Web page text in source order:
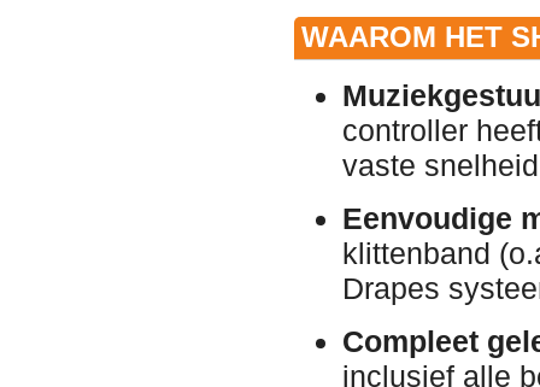
WAAROM HET
controller
vaste
Eenvoudige
klittenband
Drapes
Compleet
inclusief alle